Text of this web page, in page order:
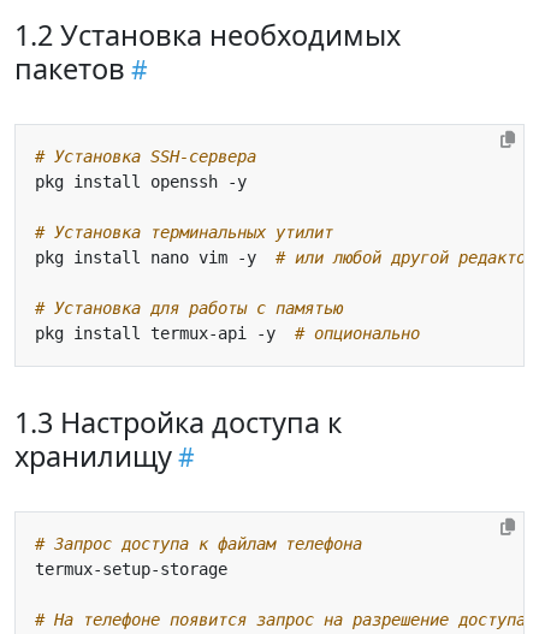
1.2 Установка необходимых
пакетов
# Установка SSH-сервера
# Установка терминальных утилит
pkg install nano vim -y # или любой другой редактор
# Установка для работы с памятью
pkg install termux-api -y # опционально
1.3 Настройка доступа к
хранилищу
# Запрос доступа к файлам телефона
# На телефоне появится запрос на разрешение доступа